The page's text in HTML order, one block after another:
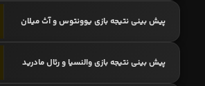
پیش بینی نتیجه بازی یوونتوس و آث میلان
پیش بینی نتیجه بازی والنسیا و رئال مادرید